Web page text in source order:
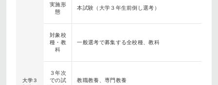
大学３
実施形
態
本試験（大学３年生前倒し選考）
対象校
種・教
科
一般選考で募集する全校種、教科
３年次
での試
教職教養、専門教養